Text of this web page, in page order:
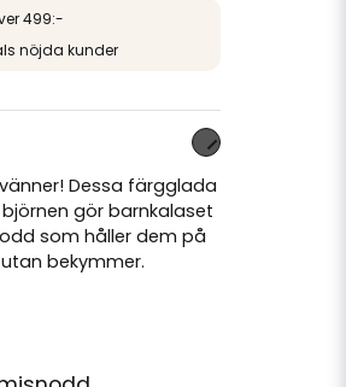
499:-
nöjda kunder
Dessa färgglada
gör barnkalaset
som håller dem på
bekymmer.